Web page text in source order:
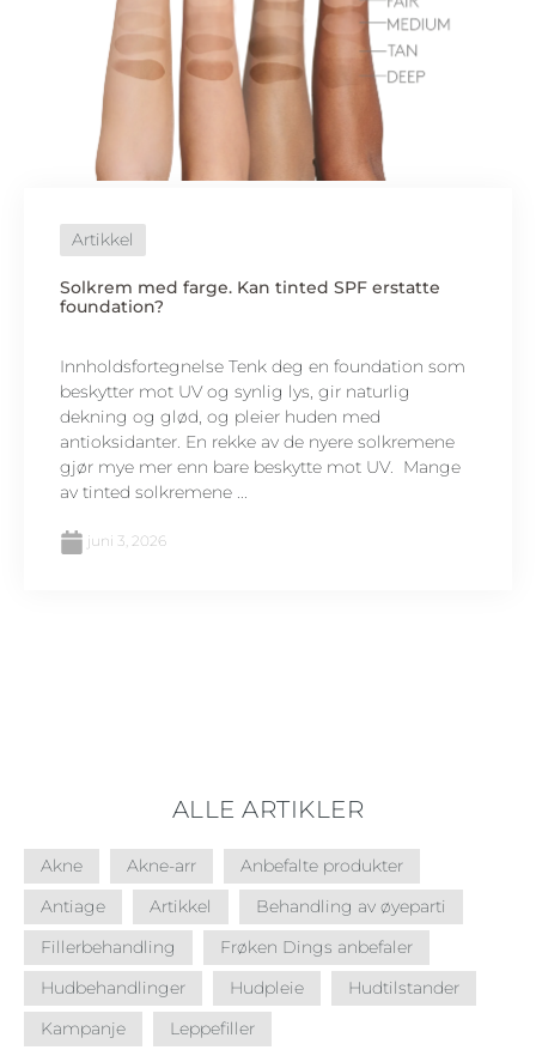
Artikkel
Solkrem med farge. Kan tinted SPF erstatte
foundation?
Innholdsfortegnelse Tenk deg en foundation som
beskytter mot UV og synlig lys, gir naturlig
dekning og glød, og pleier huden med
antioksidanter. En rekke av de nyere solkremene
gjør mye mer enn bare beskytte mot UV. Mange
av tinted solkremene ...
juni 3, 2026
ALLE ARTIKLER
Akne Akne-arr
Anbefalte produkter
Antiage
Artikkel
Behandling av øyeparti
Fillerbehandling
Frøken Dings anbefaler
Hudbehandlinger
Hudpleie
Hudtilstander
Kampanje
Leppefiller